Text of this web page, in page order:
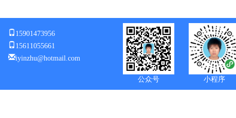
15901473956
15611055661
iyinzhu@hotmail.com
公众号 小程序